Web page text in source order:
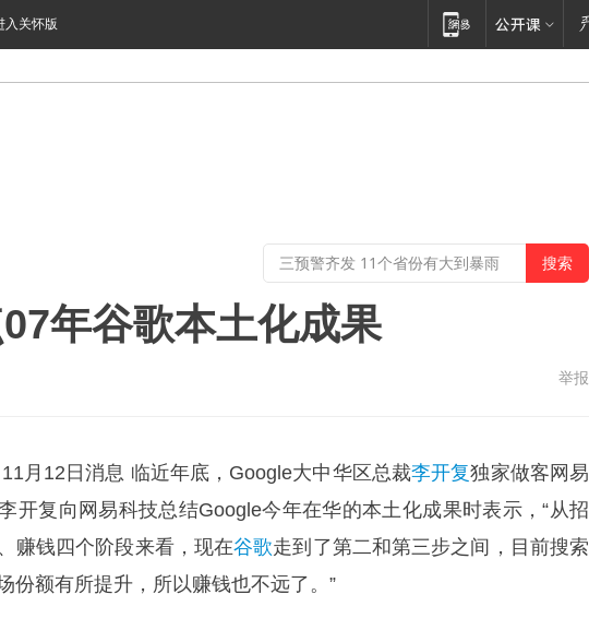
入关怀版
年谷歌本土化成果
举报
月12日消息 临近年底，Google大中华区总裁李开复独家做客网易
开复向网易科技总结Google今年在华的本土化成果时表示，“从招
赚钱四个阶段来看，现在谷歌走到了第二和第三步之间，目前搜索
份额有所提升，所以赚钱也不远了。”